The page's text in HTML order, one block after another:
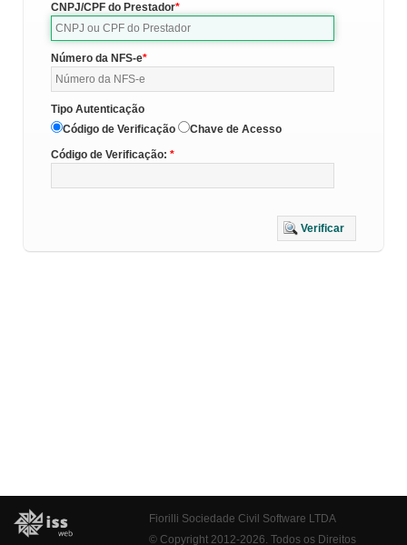
CNPJ/CPF do Prestador
Número da NFS-e
Tipo Autenticação
Código de Verificação
Chave de Acesso
Código de Verificação:
Verificar
Fiorilli Sociedade Civil Software LTDA
© Copyright 2012-2026. Todos os Direitos